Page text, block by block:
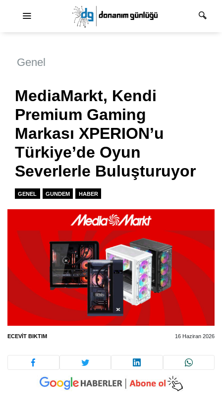
Genel
MediaMarkt, Kendi
Premium Gaming
Markası XPERION’u
Türkiye’de Oyun
Severlerle Buluşturuyor
GENEL GUNDEM HABER
ECEVIT BIKTIM 16 Haziran 2026